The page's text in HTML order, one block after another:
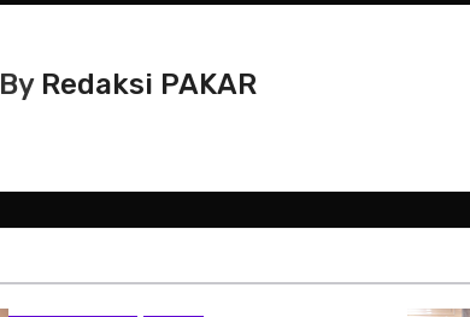
By Redaksi PAKAR